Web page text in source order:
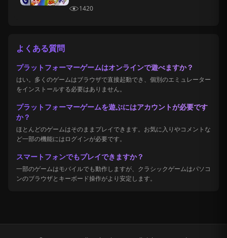
1420
よくある質問
プラットフォーマーゲームはオンラインで遊べますか？
はい。多くのゲームはブラウザで直接起動でき、個別のエミュレーター
をインストールする必要はありません。
プラットフォーマーゲームを遊ぶにはアカウントが必要です
か？
ほとんどのゲームはそのままプレイできます。お気に入りやコメントな
ど一部の機能にはログインが必要です。
スマートフォンでもプレイできますか？
一部のゲームはモバイルでも動作しますが、クラシックゲームはパソコ
ンのブラウザとキーボード操作がより安定します。